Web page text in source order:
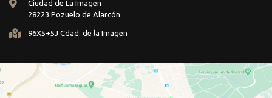
Ciudad de La Imagen
28223 Pozuelo de Alarcón
96X5+5J Cdad. de la Imagen